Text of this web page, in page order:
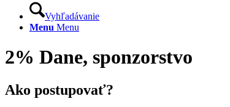
Vyhľadávanie
Menu Menu
2% Dane, sponzorstvo
Ako postupovať?